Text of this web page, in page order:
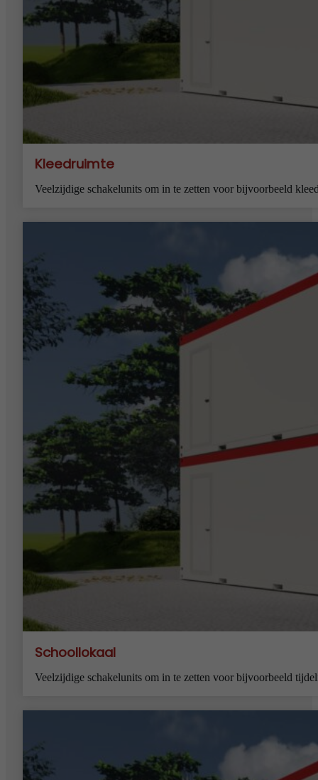
Kleedruimte
Veelzijdige schakelunits om in te zetten voor bijvoorbeeld
Schoollokaal
Veelzijdige schakelunits om in te zetten voor bijvoorbeeld